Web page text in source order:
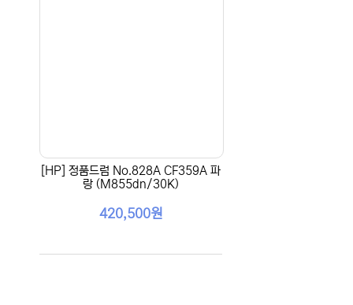
[HP] 정품드럼 No.828A CF359A 파
랑 (M855dn/30K)
420,500원